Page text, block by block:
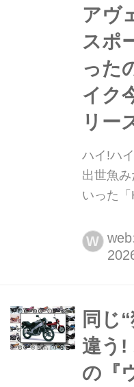
アヴ
スポ
った
イク
リー
ハイ!ハ
出世魚
いった
ーターだ
今昔辞
代バイ
なスズ
ら、も
ら...?」
W
同じ
違う!
の『